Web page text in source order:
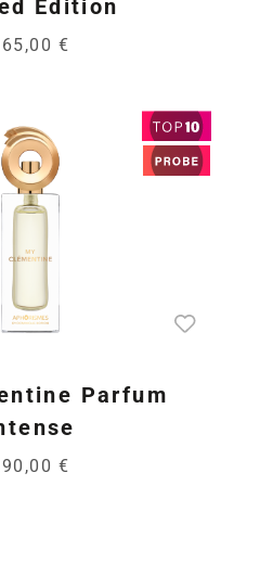
Edition
€
Parfum
€